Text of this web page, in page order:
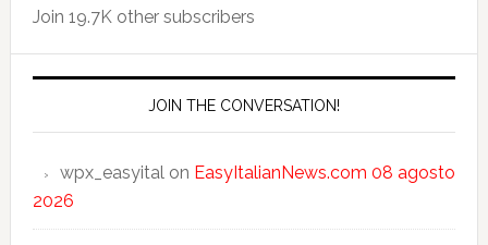
Join 19.7K other subscribers
JOIN THE CONVERSATION!
wpx_easyitalon EasyItalianNews.com 08 agosto
2026